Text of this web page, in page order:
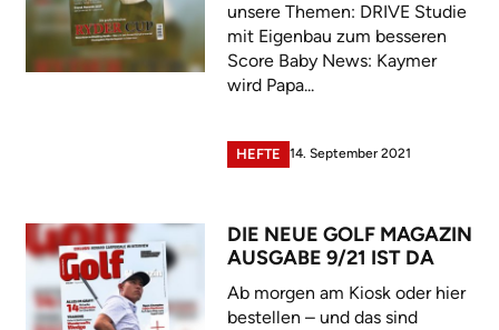
unsere Themen: DRIVE Studie
mit Eigenbau zum besseren
Score Baby News: Kaymer
wird Papa...
HEFTE 14. September 2021
DIE NEUE GOLF MAGAZIN
AUSGABE 9/21 IST DA
Ab morgen am Kiosk oder hier
bestellen – und das sind